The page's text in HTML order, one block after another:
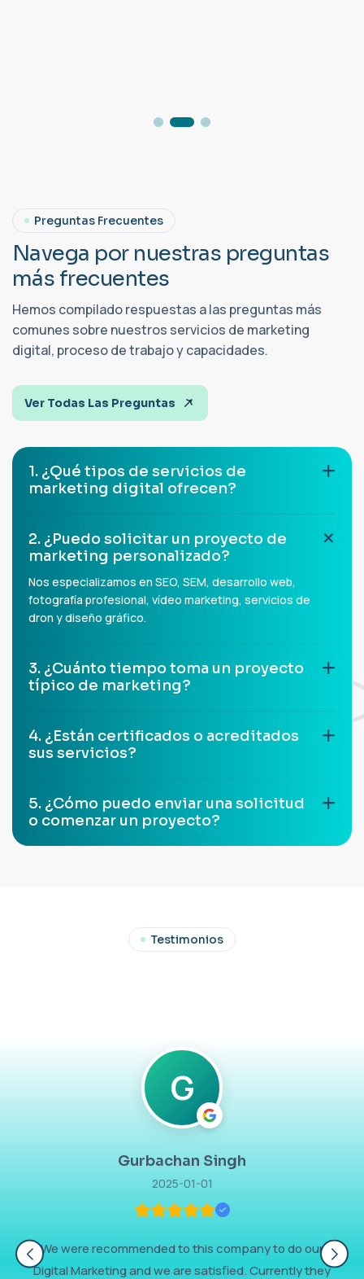
Preguntas Frecuentes
Navega por nuestras preguntas
más frecuentes
Hemos compilado respuestas a las preguntas más
comunes sobre nuestros servicios de marketing
digital, proceso de trabajo y capacidades.
Ver Todas Las Preguntas
1. ¿Qué tipos de servicios de
marketing digital ofrecen?
2. ¿Puedo solicitar un proyecto de
marketing personalizado?
Nos especializamos en SEO, SEM, desarrollo web,
fotografía profesional, vídeo marketing, servicios de
dron y diseño gráfico.
3. ¿Cuánto tiempo toma un proyecto
típico de marketing?
4. ¿Están certificados o acreditados
sus servicios?
5. ¿Cómo puedo enviar una solicitud
o comenzar un proyecto?
Testimonios
G
Gurbachan Singh
2025-01-01
We were recommended to this company to do our
Digital Marketing and we are satisfied. Currently they